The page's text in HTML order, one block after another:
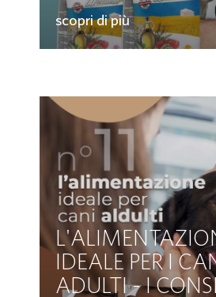
scopri di più
IDEALE PER I
ADULTI - I